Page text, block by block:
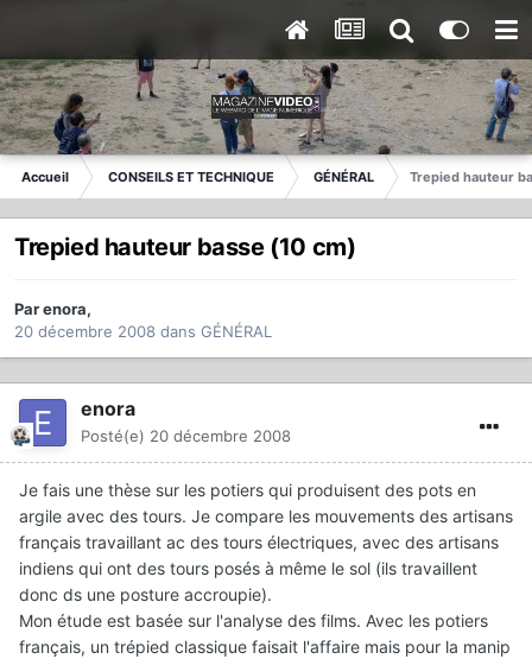
Accueil CONSEILS ET TECHNIQUE GÉNÉRAL Trepied hauteur
Trepied hauteur basse (10 cm)
Parenora,
20 décembre 2008 dans GÉNÉRAL
enora
Posté(e) 20 décembre 2008
Je fais une thèse sur les potiers qui produisent des pots en
argile avec des tours. Je compare les mouvements des artisans
français travaillant ac des tours électriques, avec des artisans
indiens qui ont des tours posés à même le sol (ils travaillent
donc ds une posture accroupie).
Mon étude est basée sur l'analyse des films. Avec les potiers
français, un trépied classique faisait l'affaire mais pour la manip